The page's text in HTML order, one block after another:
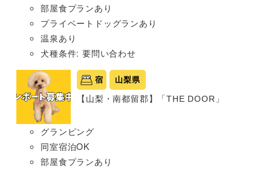
部屋食プランあり
プライベートドッグランあり
温泉あり
犬種条件: 要問い合わせ
宿 山梨県
【山梨・南都留郡】「THE DOOR」
グランピング
同室宿泊OK
部屋食プランあり